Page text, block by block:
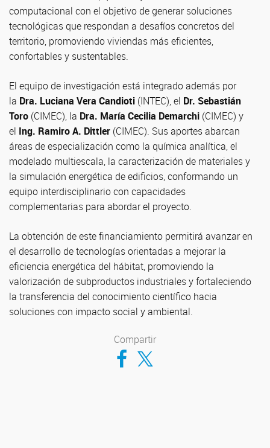
computacional con el objetivo de generar soluciones
tecnológicas que respondan a desafíos concretos del
territorio, promoviendo viviendas más eficientes,
confortables y sustentables.
El equipo de investigación está integrado además por
la Dra. Luciana Vera Candioti (INTEC), el Dr. Sebastián
Toro (CIMEC), la Dra. María Cecilia Demarchi (CIMEC) y
el Ing. Ramiro A. Dittler (CIMEC). Sus aportes abarcan
áreas de especialización como la química analítica, el
modelado multiescala, la caracterización de materiales y
la simulación energética de edificios, conformando un
equipo interdisciplinario con capacidades
complementarias para abordar el proyecto.
La obtención de este financiamiento permitirá avanzar en
el desarrollo de tecnologías orientadas a mejorar la
eficiencia energética del hábitat, promoviendo la
valorización de subproductos industriales y fortaleciendo
la transferencia del conocimiento científico hacia
soluciones con impacto social y ambiental.
Compartir
Compartir en Facebook
Compartir en Twitter